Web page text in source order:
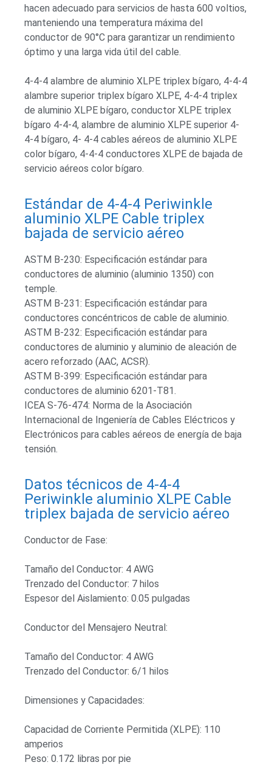
hacen adecuado para servicios de hasta 600 voltios,
manteniendo una temperatura máxima del
conductor de 90°C para garantizar un rendimiento
óptimo y una larga vida útil del cable.
4-4-4 alambre de aluminio XLPE triplex bígaro, 4-4-4
alambre superior triplex bígaro XLPE, 4-4-4 triplex
de aluminio XLPE bígaro, conductor XLPE triplex
bígaro 4-4-4, alambre de aluminio XLPE superior 4-
4-4 bígaro, 4- 4-4 cables aéreos de aluminio XLPE
color bígaro, 4-4-4 conductores XLPE de bajada de
servicio aéreos color bígaro.
Estándar de 4-4-4 Periwinkle
aluminio XLPE Cable triplex
bajada de servicio aéreo
ASTM B-230: Especificación estándar para
conductores de aluminio (aluminio 1350) con
temple.
ASTM B-231: Especificación estándar para
conductores concéntricos de cable de aluminio.
ASTM B-232: Especificación estándar para
conductores de aluminio y aluminio de aleación de
acero reforzado (AAC, ACSR).
ASTM B-399: Especificación estándar para
conductores de aluminio 6201-T81.
ICEA S-76-474: Norma de la Asociación
Internacional de Ingeniería de Cables Eléctricos y
Electrónicos para cables aéreos de energía de baja
tensión.
Datos técnicos de 4-4-4
Periwinkle aluminio XLPE Cable
triplex bajada de servicio aéreo
Conductor de Fase:
Tamaño del Conductor: 4 AWG
Trenzado del Conductor: 7 hilos
Espesor del Aislamiento: 0.05 pulgadas
Conductor del Mensajero Neutral:
Tamaño del Conductor: 4 AWG
Trenzado del Conductor: 6/1 hilos
Dimensiones y Capacidades:
Capacidad de Corriente Permitida (XLPE): 110
amperios
Peso: 0.172 libras por pie